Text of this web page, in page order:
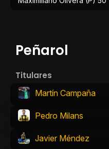
Peñarol
Titulares
Martín Campaña
Pedro Milans
Javier Méndez